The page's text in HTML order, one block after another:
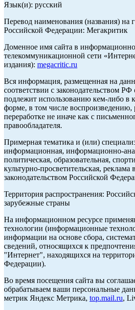
Язык(и): русский
Перевод наименования (названия) на
Российской Федерации: Мегакритик
Доменное имя сайта в
телекоммуникационной сети
издания): megacritic.ru
Вся информация, размещенная на
соответствии с законодательством
подлежит использованию кем-либо в
форме, в том числе воспроизведению,
переработке не иначе как с
правообладателя.
Примерная тематика и (или)
информационная, информационно-
политическая, образовательная,
культурно-просветительская, реклама
законодательством Российской
Территория распространения:
зарубежные страны
На информационном ресурсе
технологии (информационные
информации на основе сбора,
сведений, относящихся к
"Интернет", находящихся на
Федерации).
Во время посещения сайта вы
обрабатываем ваши персональные
метрик Яндекс Метрика, top.mail.ru,